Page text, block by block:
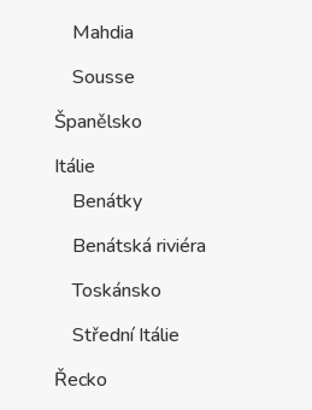
Mahdia
Sousse
Španělsko
Itálie
Benátky
Benátská riviéra
Toskánsko
Střední Itálie
Řecko